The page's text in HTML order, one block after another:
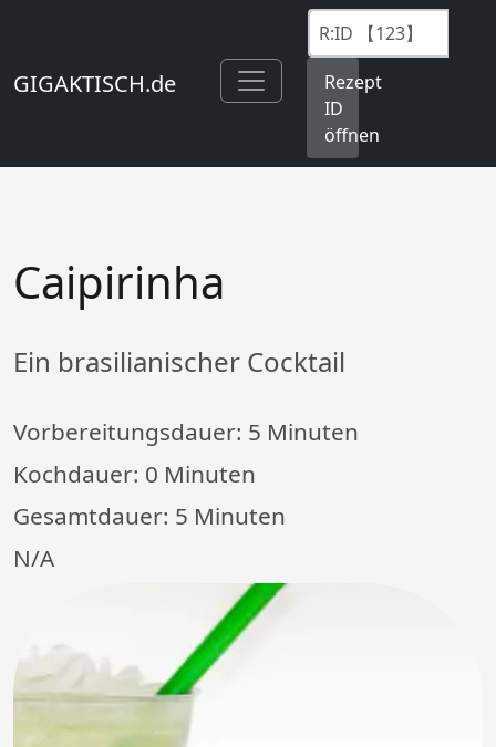
GIGAKTISCH.de
Rezept
ID
öffnen
Caipirinha
Ein brasilianischer Cocktail
Vorbereitungsdauer: 5 Minuten
Kochdauer: 0 Minuten
Gesamtdauer: 5 Minuten
N/A